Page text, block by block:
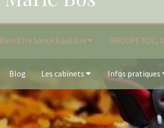
Bien Etre Santé Equilibre GROUPE
Blog Les cabinets Infos pratiques